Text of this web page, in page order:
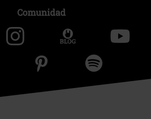
Comunidad